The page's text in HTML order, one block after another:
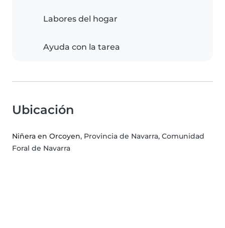
Labores del hogar
Ayuda con la tarea
Ubicación
Niñera en Orcoyen, Provincia de Navarra, Comunidad
Foral de Navarra